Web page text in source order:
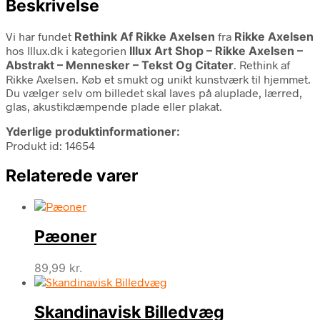
Beskrivelse
Vi har fundet Rethink Af Rikke Axelsen fra Rikke Axelsen
hos Illux.dk i kategorien Illux Art Shop – Rikke Axelsen –
Abstrakt – Mennesker – Tekst Og Citater. Rethink af
Rikke Axelsen. Køb et smukt og unikt kunstværk til hjemmet.
Du vælger selv om billedet skal laves på aluplade, lærred,
glas, akustikdæmpende plade eller plakat.
Yderlige produktinformationer:
Produkt id: 14654
Relaterede varer
Pæoner
89,99 kr.
Skandinavisk Billedvæg